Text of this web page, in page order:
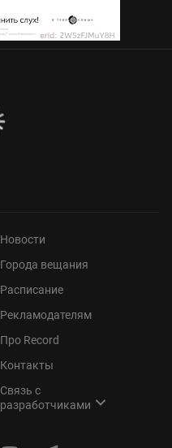
Новости
Города вещания
Расписание
Рекламодателям
Про Record
Контакты
Связь с
разработчиками